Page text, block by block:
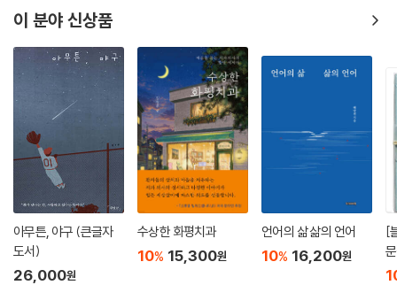
다. 그렇지만 현실이 공허하고 힘들다면, 괴롭고 행복하지 않고 우울감에
빠질 지경이라면, 한 번쯤은 현실이 아닌 것을 꿈꾸어도 보고, 또 그 꿈에
가까이 다가가기 위해 삶에 변화를 줘보는 것은 어떨까? 남들이 보기에 화
려하지 않은 길일지라도 내가 가고 싶으면 가보고, 또 안 될 것 같다고 미리
부터 결론을 내리기보다는 불가능한 꿈에 도전해보고, 그 꿈의 방향으로
한번 살아보는 건 어떨까? 꿈은 어차피 꾸는 사람 마음이니까 말이다.
--- p.265, 「진심으로 삶에 임한다는 것」 중에서
기회를 만들어가며 도전정신을 기르고 삶의 난관들을 헤쳐 왔다.
택했다. 대구가톨릭대 의과대학에 진학한 것도, 아무런 준비도 없이 무작
정 미국으로 날아간 것도, 문화와 언어의 장벽에도 불구하고 말로써 환자
를 치료해야 하는 정신과를 고수한 것도, 미국 내에서도 위험하기로 소문
난 볼티모어에 자리를 잡고 열악한 상황에 놓인 환자들을 돌보게 된 것도
모두 그녀 내면 깊숙한 곳에서 말하는 방향대로의 선택이었다.
“병을 겪으며 세상과 사람과 삶을 바라보는 시각도 많이 달라졌다. 처참히
무너진 환자의 입장에 온전히 놓여보았기에, 좋은 의사란 그저 아는 것만
많은 의사가 아니라 환자의 고통을 알아주고 덜어주려고 노력하는 의사라
는 것도 배웠다. 이 모든 걸 겪고 난 지금은 병이 내게서 빼앗아 간 것보다
주고 간 것이 더 많다는 생각이 든다.” (본문 중에서)
이 분야 신상품
아무튼, 야구 (큰글자
도서)
26,000원
수상한 화평치과
10% 15,300원
언어의 삶 삶의 언어
10% 16,200원
[